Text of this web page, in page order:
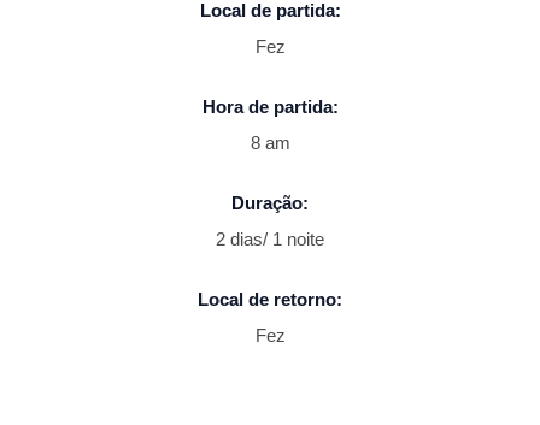
Local de partida:
Fez
Hora de partida:
8 am
Duração:
2 dias/ 1 noite
Local de retorno:
Fez